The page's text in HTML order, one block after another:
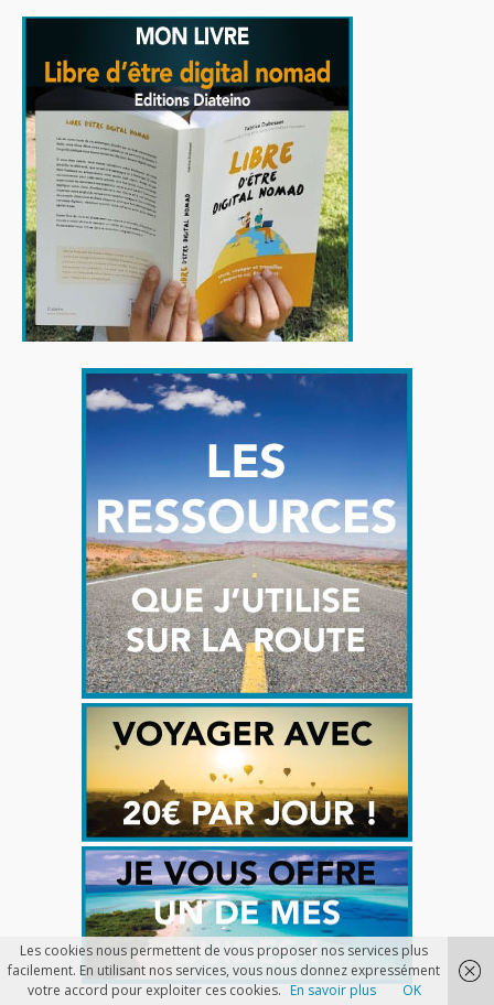
Les cookies nous permettent de vous proposer nos services plus
facilement. En utilisant nos services, vous nous donnez expressément
votre accord pour exploiter ces cookies. En savoir plus OK